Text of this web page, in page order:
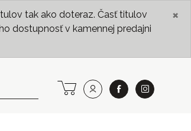
tak ako doteraz. Časť titulov
dostupnosť v kamennej predajni
×